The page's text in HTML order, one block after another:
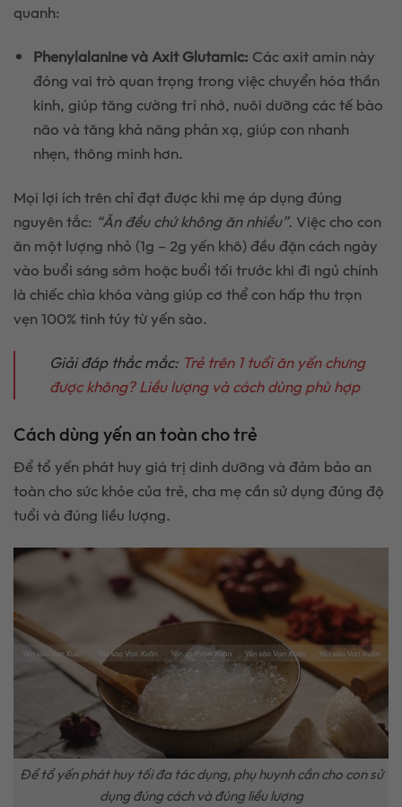
quanh:
Phenylalanine và Axit Glutamic: Các axit amin này
đóng vai trò quan trọng trong việc chuyển hóa thần
kinh, giúp tăng cường trí nhớ, nuôi dưỡng các tế bào
não và tăng khả năng phản xạ, giúp con nhanh
nhẹn, thông minh hơn.
Mọi lợi ích trên chỉ đạt được khi mẹ áp dụng đúng
nguyên tắc: “Ăn đều chứ không ăn nhiều”. Việc cho con
ăn một lượng nhỏ (1g – 2g yến khô) đều đặn cách ngày
vào buổi sáng sớm hoặc buổi tối trước khi đi ngủ chính
là chiếc chìa khóa vàng giúp cơ thể con hấp thu trọn
vẹn 100% tinh túy từ yến sào.
Giải đáp thắc mắc: Trẻ trên 1 tuổi ăn yến chưng
được không? Liều lượng và cách dùng phù hợp
Cách dùng yến an toàn cho trẻ
Để tổ yến phát huy giá trị dinh dưỡng và đảm bảo an
toàn cho sức khỏe của trẻ, cha mẹ cần sử dụng đúng độ
tuổi và đúng liều lượng.
Để tổ yến phát huy tối đa tác dụng, phụ huynh cần cho con sử
dụng đúng cách và đúng liều lượng